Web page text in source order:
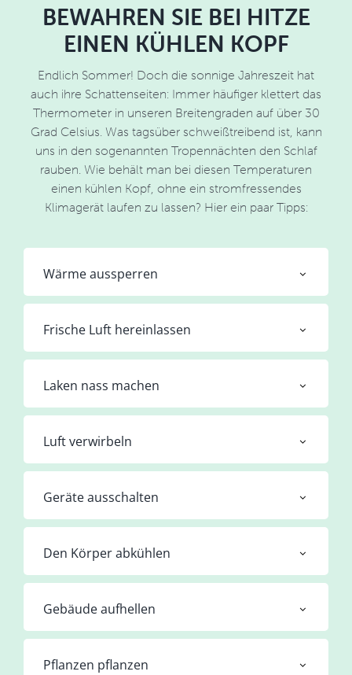
EWAHREN SIE BEI HITZE E
INEN KÜHLEN KOPF
Endlich Sommer! Doch die sonnige Jahreszeit hat
auch ihre Schattenseiten: Immer häufiger klettert das
Thermometer in unseren Breitengraden auf über 30
Grad Celsius. Was tagsüber schweißtreibend ist, kann
uns in den sogenannten Tropennächten den Schlaf
rauben. Wie behält man bei diesen Temperaturen
einen kühlen Kopf, ohne ein stromfressendes
Klimagerät laufen zu lassen? Hier ein paar Tipps:
Wärme aussperren
Frische Luft hereinlassen
Laken nass machen
Luft verwirbeln
Geräte ausschalten
Den Körper abkühlen
Gebäude aufhellen
Pflanzen pflanzen